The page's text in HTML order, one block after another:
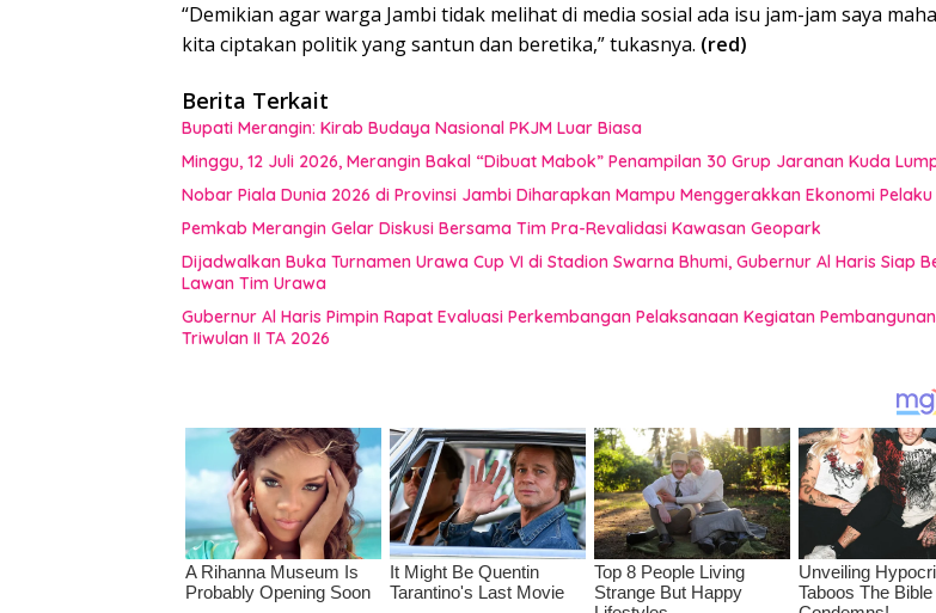
“Demikian agar warga Jambi tidak melihat di media sosial ada isu jam-jam saya
kita ciptakan politik yang santun dan beretika,” tukasnya. (red)
Berita Terkait
Bupati Merangin: Kirab Budaya Nasional PKJM Luar Biasa
Minggu, 12 Juli 2026, Merangin Bakal “Dibuat Mabok” Penampilan 30 Grup Jaranan Kuda
Nobar Piala Dunia 2026 di Provinsi Jambi Diharapkan Mampu Menggerakkan Ekonomi Pelaku
Pemkab Merangin Gelar Diskusi Bersama Tim Pra-Revalidasi Kawasan Geopark
Dijadwalkan Buka Turnamen Urawa Cup VI di Stadion Swarna Bhumi, Gubernur Al Haris Siap
Lawan Tim Urawa
Gubernur Al Haris Pimpin Rapat Evaluasi Perkembangan Pelaksanaan Kegiatan Pembangunan
Triwulan II TA 2026